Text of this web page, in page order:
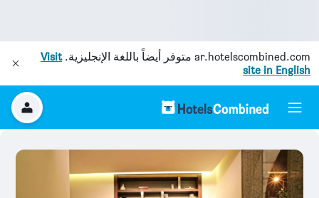
ar.hotelscombined.com متوفر أيضاً باللغة الإنجليزية.Visit
site in English